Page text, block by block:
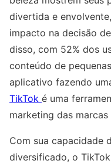
divertida e
impacto na decisão
disso, com 52% dos
conteúdo de
aplicativo fazendo
TikTok é uma
marketing das marcas
Com sua capacidade
diversificado, o